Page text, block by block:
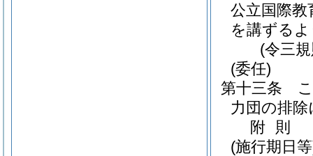
公立国際教
を講ずる
(令三
(委任)
第十三条
力団の排
附 則
(施行期日